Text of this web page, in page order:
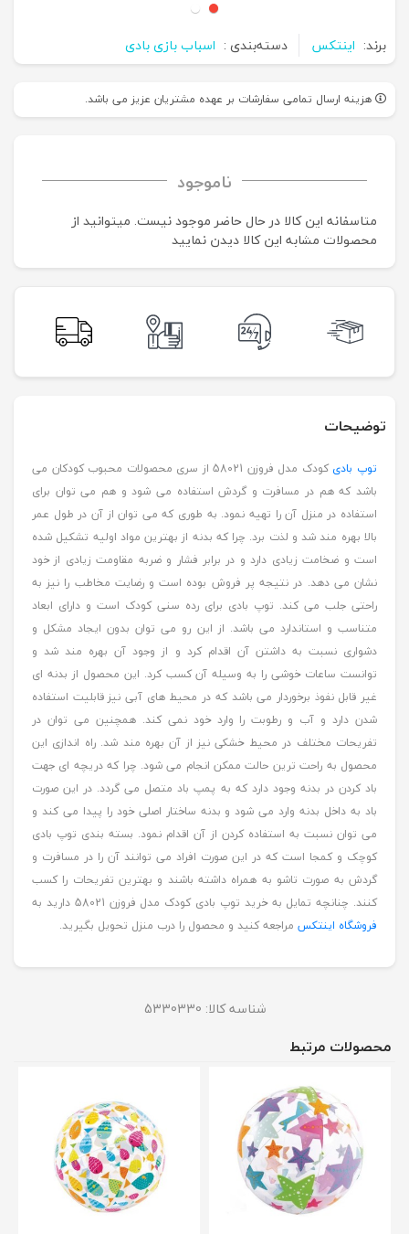
برند: اینتکس دسته‌بندی : اسباب بازی بادی
هزینه ارسال تمامی سفارشات بر عهده مشتریان عزیز می باشد.
ناموجود
متاسفانه این کالا در حال حاضر موجود نیست. می‍توانید از
محصولات مشابه این کالا دیدن نمایید
توضیحات
توپ بادی
کودک مدل فروزن 58021 از سری محصولات محبوب کودکان می
باشد که هم در مسافرت و گردش استفاده می شود و هم می توان برای
استفاده در منزل آن را تهیه نمود. به طوری که می توان از آن در طول عمر
بالا بهره مند شد و لذت برد. چرا که بدنه از بهترین مواد اولیه تشکیل شده
است و ضخامت زیادی دارد و در برابر فشار و ضربه مقاومت زیادی از خود
نشان می دهد. در نتیجه پر فروش بوده است و رضایت مخاطب را نیز به
راحتی جلب می کند. توپ بادی برای رده سنی کودک است و دارای ابعاد
متناسب و استاندارد می باشد. از این رو می توان بدون ایجاد مشکل و
دشواری نسبت به داشتن آن اقدام کرد و از وجود آن بهره مند شد و
توانست ساعات خوشی را به وسیله آن کسب کرد. این محصول از بدنه ای
غیر قابل نفوذ برخوردار می باشد که در محیط های آبی نیز قابلیت استفاده
شدن دارد و آب و رطوبت را وارد خود نمی کند. همچنین می توان در
تفریحات مختلف در محیط خشکی نیز از آن بهره مند شد. راه اندازی این
محصول به راحت ترین حالت ممکن انجام می شود. چرا که دریچه ای جهت
باد کردن در بدنه وجود دارد که به پمپ باد متصل می گردد. در این صورت
باد به داخل بدنه وارد می شود و بدنه ساختار اصلی خود را پیدا می کند و
می توان نسبت به استفاده کردن از آن اقدام نمود. بسته بندی توپ بادی
کوچک و کمجا است که در این صورت افراد می توانند آن را در مسافرت و
گردش به صورت تاشو به همراه داشته باشند و بهترین تفریحات را کسب
کنند. چنانچه تمایل به خرید توپ بادی کودک مدل فروزن 58021 دارید به
فروشگاه اینتکس مراجعه کنید و محصول را درب منزل تحویل بگیرید.
شناسه کالا: 5330330
محصولات مرتبط